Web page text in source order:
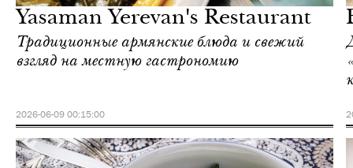
Yasaman Yerevan's Restaurant
Традиционные армянские блюда и свежий
взгляд на местную гастрономию
2026-06-09 00:15:00